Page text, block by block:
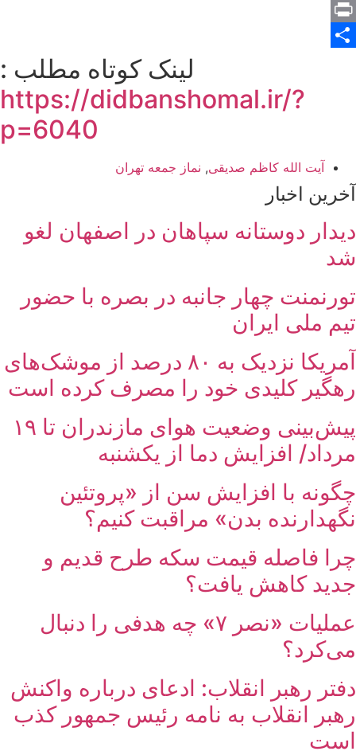
Telegram
Print
لینک کوتاه مطلب :
https://didbanshomal.ir/?
p=6040
آیت الله کاظم صدیقی, نماز جمعه تهران
آخرین اخبار
دیدار دوستانه سپاهان در اصفهان لغو
شد
تورنمنت چهار جانبه در بصره با حضور
تیم ملی ایران
آمریکا نزدیک به ۸۰ درصد از موشک‌های
رهگیر کلیدی خود را مصرف کرده است
پیش‌بینی وضعیت هوای مازندران تا ۱۹
مرداد/ افزایش دما از یکشنبه
چگونه با افزایش سن از «پروتئین
نگهدارنده بدن» مراقبت کنیم؟
چرا فاصله قیمت سکه طرح قدیم و
جدید کاهش یافت؟
عملیات «نصر ۷» چه هدفی را دنبال
می‌کرد؟
دفتر رهبر انقلاب: ادعای درباره واکنش
رهبر انقلاب به نامه رئیس جمهور کذب
است